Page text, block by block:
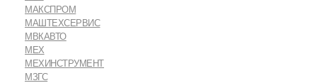
МАКСПРОМ
МАШТЕХСЕРВИС
МВКАВТО
МЕХ
МЕХИНСТРУМЕНТ
МЗГС